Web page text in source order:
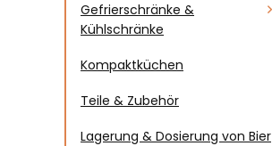
Gefrierschränke &
Kühlschränke
Kompaktküchen
Teile & Zubehör
Lagerung & Dosierung von Bier